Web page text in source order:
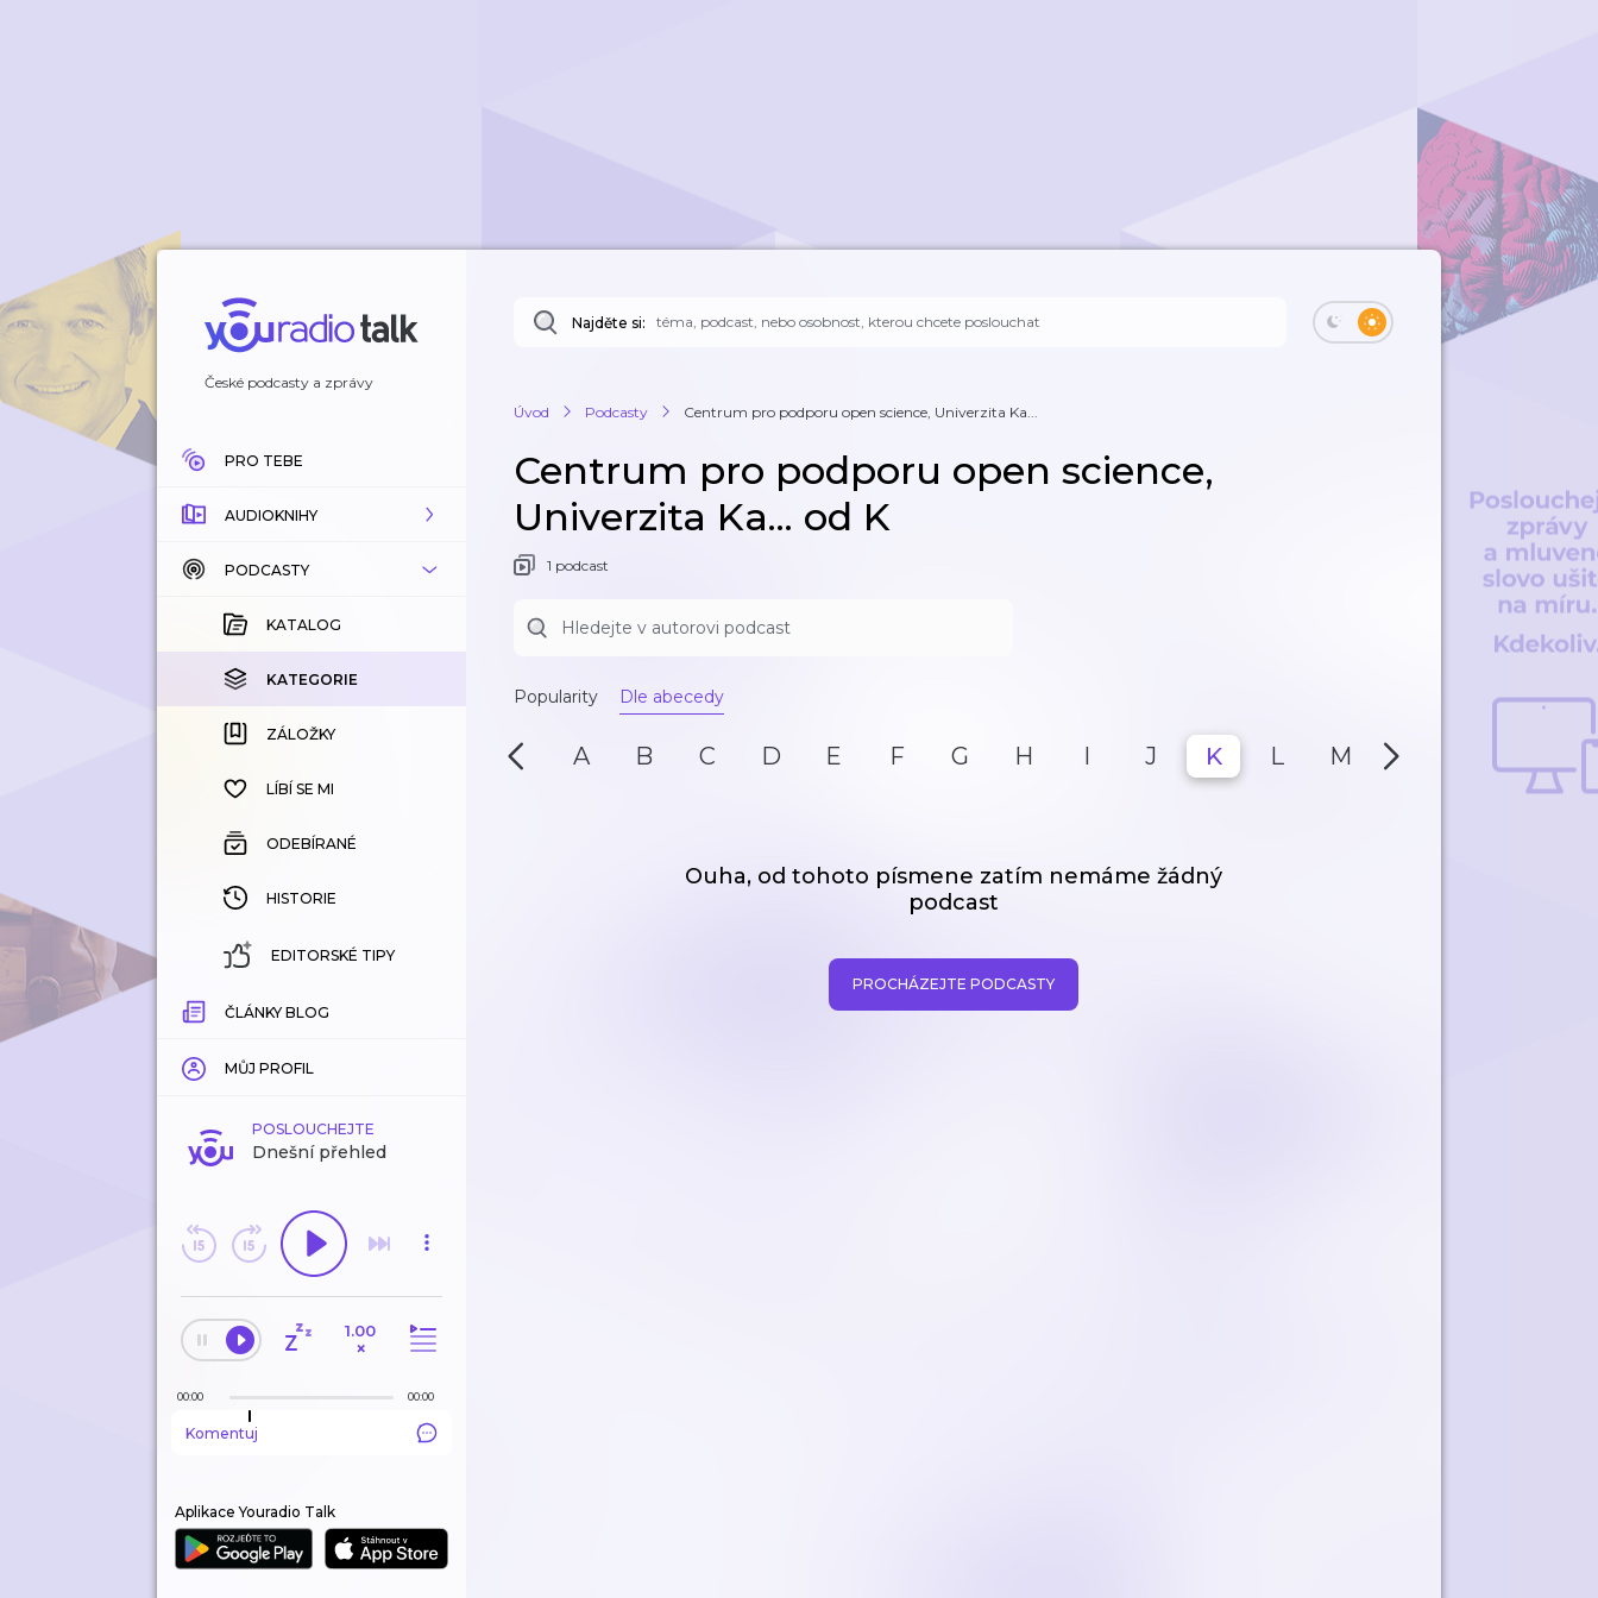
České podcasty a zprávy
PRO TEBE
AUDIOKNIHY
KATALOG
KOUPENÉ
KATEGORIE
ZÁLOŽKY
HISTORIE
PODCASTY
KATALOG
KATEGORIE
ZÁLOŽKY
LÍBÍ SE MI
ODEBÍRANÉ
HISTORIE
EDITORSKÉ TIPY
ČLÁNKY BLOG
MŮJ PROFIL
POSLOUCHEJTE
Dnešní přehled
1.00
×
00:00 00:00
Komentuj
Aplikace Youradio Talk
Najděte si:
Úvod Podcasty Centrum pro podporu open science, Univerzita Ka...
Centrum pro podporu open science,
Univerzita Ka... od K
1 podcast
Popularity Dle abecedy
A B C D E F G H I J K L M N
Ouha, od tohoto písmene zatím nemáme žádný
podcast
PROCHÁZEJTE PODCASTY